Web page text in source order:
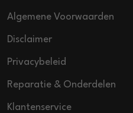
Algemene Voorwaarden
Disclaimer
Privacybeleid
Reparatie & Onderdelen
Klantenservice